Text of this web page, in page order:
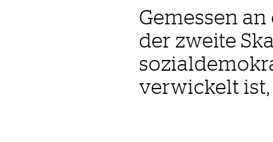
Gemessen
der zweite
verwickelt ist,